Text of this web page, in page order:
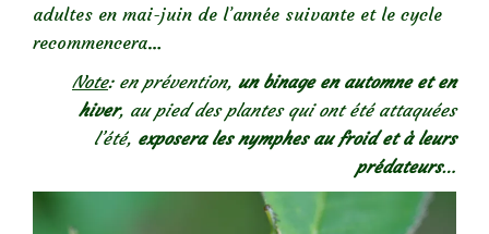
adultes en mai-juin de l’année suivante et le cycle
recommencera…
Note: en prévention, un binage en automne et en
hiver, au pied des plantes qui ont été attaquées
l’été, exposera les nymphes au froid et à leurs
prédateurs…